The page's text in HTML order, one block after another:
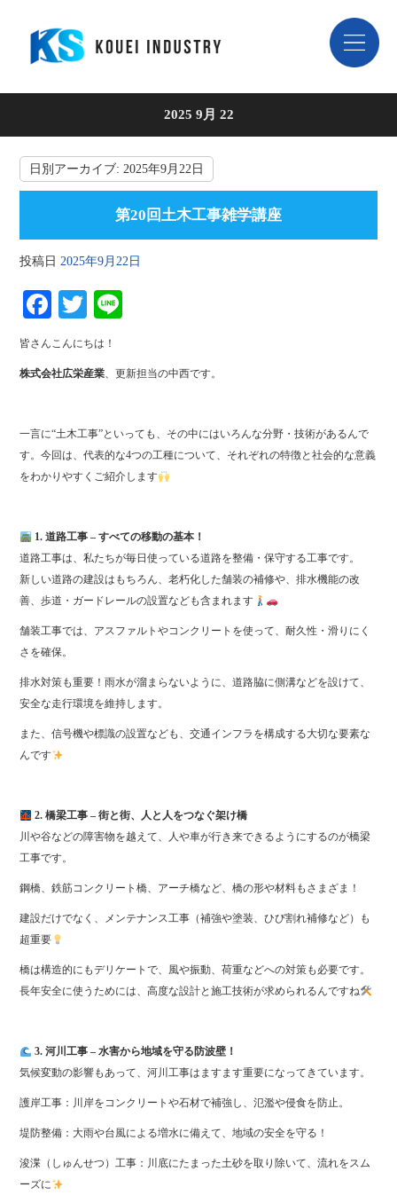
2025 9月 22
日別アーカイブ:2025年9月22日
第20回土木工事雑学講座
投稿日 2025年9月22日
Fa
ce
bo
ok
T
wi
tte
皆さんこんにちは！
株式会社広栄産業、更新担当の中西です。
一言に“土木工事”といっても、その中にはいろんな分野・技術があるんで
す。今回は、代表的な4つの工種について、それぞれの特徴と社会的な意義
をわかりやすくご紹介します
1. 道路工事 – すべての移動の基本！
道路工事は、私たちが毎日使っている道路を整備・保守する工事です。
新しい道路の建設はもちろん、老朽化した舗装の補修や、排水機能の改
善、歩道・ガードレールの設置なども含まれます
舗装工事では、アスファルトやコンクリートを使って、耐久性・滑りにく
さを確保。
排水対策も重要！雨水が溜まらないように、道路脇に側溝などを設けて、
安全な走行環境を維持します。
また、信号機や標識の設置なども、交通インフラを構成する大切な要素な
んです
2. 橋梁工事 – 街と街、人と人をつなぐ架け橋
川や谷などの障害物を越えて、人や車が行き来できるようにするのが橋梁
工事です。
鋼橋、鉄筋コンクリート橋、アーチ橋など、橋の形や材料もさまざま！
建設だけでなく、メンテナンス工事（補強や塗装、ひび割れ補修など）も
超重要
橋は構造的にもデリケートで、風や振動、荷重などへの対策も必要です。
長年安全に使うためには、高度な設計と施工技術が求められるんですね
3. 河川工事 – 水害から地域を守る防波壁！
気候変動の影響もあって、河川工事はますます重要になってきています。
護岸工事：川岸をコンクリートや石材で補強し、氾濫や侵食を防止。
堤防整備：大雨や台風による増水に備えて、地域の安全を守る！
浚渫（しゅんせつ）工事：川底にたまった土砂を取り除いて、流れをスム
ーズに